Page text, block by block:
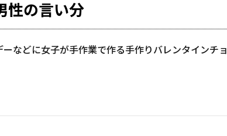
性の言い分
などに女子が手作業で作る手作りバレンタインチョ